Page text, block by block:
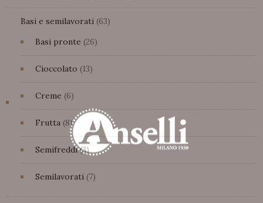
prodotti
Basi e semilavorati 6363
Basi pronte 2626
prodotti
Cioccolato 1313
prodotti
Creme 66
prodotti
Frutta 88
prodotti
Semifreddi 33
prodotti
Semilavorati 77